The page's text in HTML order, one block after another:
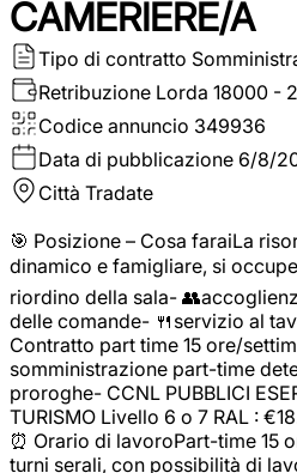
CAMERIERE/A
Tipo di contratto
Retribuzione Lorda 18000 -
Codice annuncio 349936
Data di pubblicazione 6/8/
Città Tradate
🎯 Posizione – Cosa faraiLa
dinamico e famigliare, si
riordino della sala-
delle comande- 🍴servizio al
Contratto part time 15 ore/
somministrazione part-time
proroghe- CCNL PUBBLICI
TURISMO Livello 6 o 7 RAL :
⏰ Orario di lavoroPart-time 15
turni serali, con possibilità di